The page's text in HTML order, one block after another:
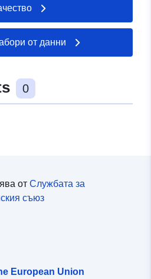
restricted
от данни
0
от Службата за
съюз
European Union